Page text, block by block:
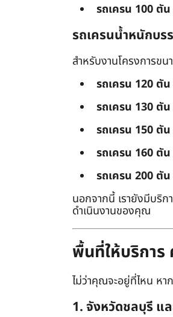
รถเครน 100 ตัน
รถเครนน้ำหนักบ
สำหรับงานโครงการข
รถเครน 120 ตัน
รถเครน 130 ตัน
รถเครน 150 ตัน
รถเครน 160 ตัน
รถเครน 200 ตัน
นอกจากนี้ เรายังมีบริก
ดำเนินงานของคุณ
พื้นที่ให้บริกา
ไม่ว่าคุณจะอยู่ที่ไหน หา
1. จังหวัดชลบุรี แ